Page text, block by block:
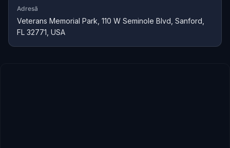
Adresă
Veterans Memorial Park, 110 W Seminole Blvd, Sanford,
FL 32771, USA